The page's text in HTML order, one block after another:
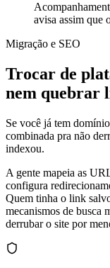
avisa assim que
Migração e SEO
Trocar de
nem quebrar
Se você já tem
combinada pra não
indexou.
A gente mapeia as
configura
Quem tinha o link
mecanismos de busca
derrubar o site por